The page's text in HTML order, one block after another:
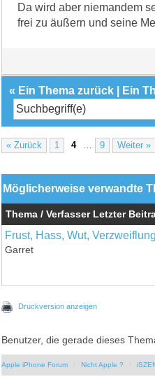
Da wird aber niemandem
frei zu äußern und seine
« Ein Thema zurück Ein
« Zurück 1 4 9 Weiter »
Möglicherweise verwandte
Thema / Verfasser Letzter
Frust, Hass, Wut, Verzweiflung
Garret
Druckversion anzeigen
Benutzer, die gerade dieses
Apple iPhone Forum Nicht Apple ?